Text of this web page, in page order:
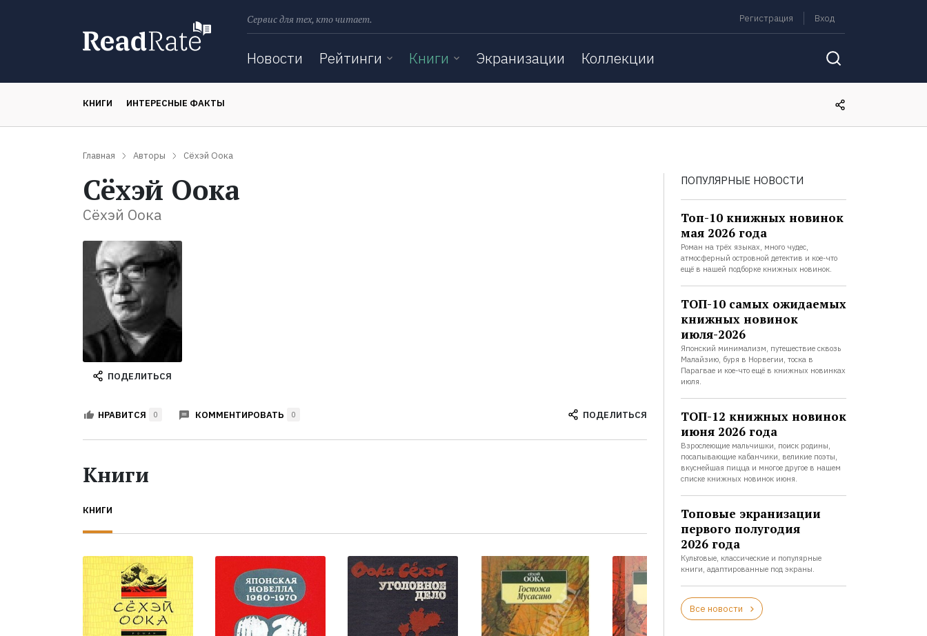
Сервис для тех, кто читает. Регистрация Вход
Новости Рейтинги Книги Экранизации Коллекции
КНИГИ ИНТЕРЕСНЫЕ ФАКТЫ
Главная Авторы Сёхэй Оока
Сёхэй Оока
Сёхэй Оока
ПОДЕЛИТЬСЯ
НРАВИТСЯ 0 КОММЕНТИРОВАТЬ 0 ПОДЕЛИТЬСЯ
Книги
КНИГИ
ПОПУЛЯРНЫЕ НОВОСТИ
Топ-10 книжных новинок
мая 2026 года
Роман на трёх языках, много чудес,
атмосферный островной детектив и кое-что
ещё в нашей подборке книжных новинок.
ТОП-10 самых ожидаемых
книжных новинок
июля-2026
Японский минимализм, путешествие сквозь
Малайзию, буря в Норвегии, тоска в
Парагвае и кое-что ещё в книжных новинках
июля.
ТОП-12 книжных новинок
июня 2026 года
Взрослеющие мальчишки, поиск родины,
посапывающие кабанчики, великие поэты,
вкуснейшая пицца и многое другое в нашем
списке книжных новинок июня.
Топовые экранизации
первого полугодия
2026 года
Культовые, классические и популярные
книги, адаптированные под экраны.
Все новости